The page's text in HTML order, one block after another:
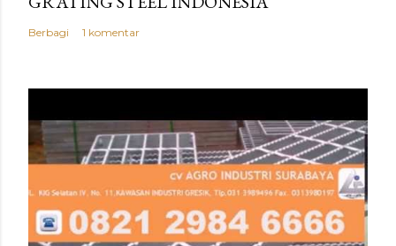
Berbagi 1 komentar